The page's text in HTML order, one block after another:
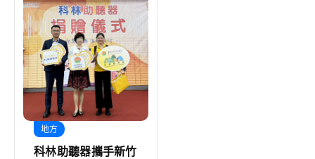
地方
科林助聽器攜手新竹